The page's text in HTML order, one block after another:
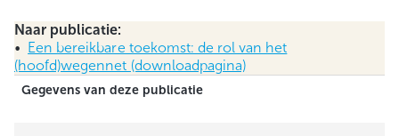
Naar publicatie:
• Een bereikbare toekomst: de rol van het
(hoofd)wegennet (downloadpagina)
Gegevens van deze publicatie